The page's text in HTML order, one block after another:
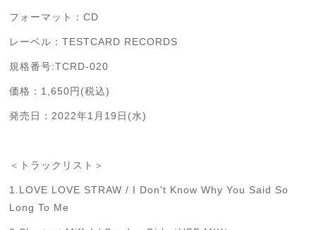
フォーマット：CD
レーベル：TESTCARD RECORDS
規格番号:TCRD-020
価格：1,650円(税込)
発売日：2022年1月19日(水)
＜トラックリスト＞
1.LOVE LOVE STRAW / I Don't Know Why You Said So
Long To Me